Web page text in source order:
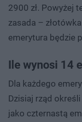
2900 zł. Powyżej
zasada –
emerytura będzie
Ile wynosi 14
Dla każdego
Dzisiaj rząd
jako czternastą